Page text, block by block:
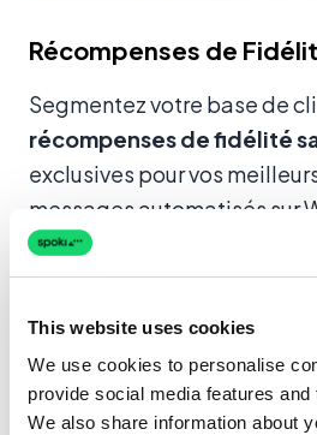
This website uses cookies
We use cookies to personalise
provide social media features
We also share information about
Récompenses de
Segmentez votre base de
récompenses de fidélité
exclusives pour vos
messages automatisés sur
délivrer des codes de
des invitations d’accès
saisonniers. Cette
rétention durant les